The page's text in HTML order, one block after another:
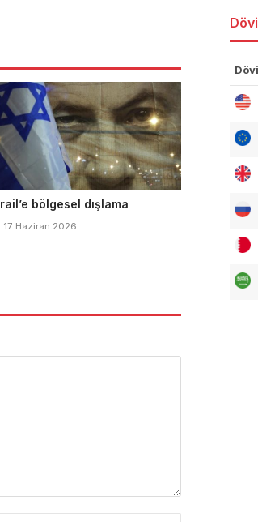
bölgesel dışlama
17 Haziran 2026